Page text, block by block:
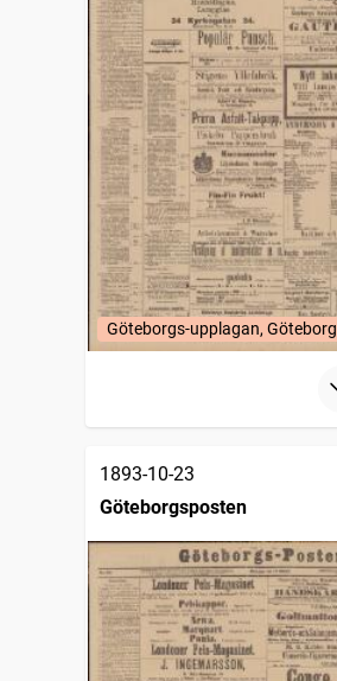
Göteborgs-upplagan, Göteborg
1893-10-23
Göteborgsposten